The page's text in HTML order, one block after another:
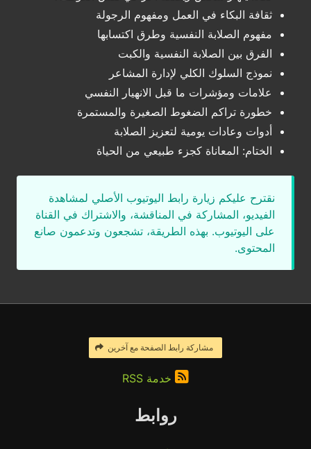
ثقافة البكاء في العمل ومفهوم الرجولة
مفهوم الصلابة النفسية وطرق اكتسابها
الفرق بين الصلابة النفسية والكبت
نموذج السلوك الكلي لإدارة المشاعر
علامات ومؤشرات ما قبل الانهيار النفسي
خطورة تراكم الضغوط الصغيرة والمستمرة
أدوات وعادات يومية لتعزيز الصلابة
الختام: المعاناة كجزء طبيعي من الحياة
نقترح عليكم زيارة رابط اليوتيوب الأصلي لمشاهدة
الفيديو، المشاركة في المناقشة، والاشتراك في القناة
على اليوتيوب. بهذه الطريقة، تشجعون وتدعمون صانع
المحتوى.
مشاركة رابط الصفحة مع آخرين
خدمة RSS
روابط